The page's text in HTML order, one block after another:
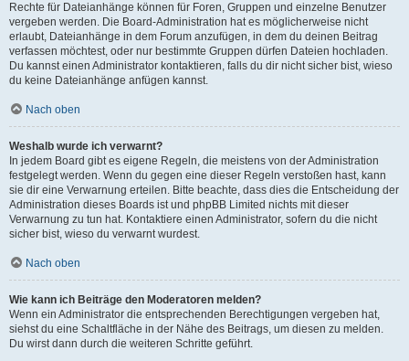
Rechte für Dateianhänge können für Foren, Gruppen und einzelne Benutzer
vergeben werden. Die Board-Administration hat es möglicherweise nicht
erlaubt, Dateianhänge in dem Forum anzufügen, in dem du deinen Beitrag
verfassen möchtest, oder nur bestimmte Gruppen dürfen Dateien hochladen.
Du kannst einen Administrator kontaktieren, falls du dir nicht sicher bist, wieso
du keine Dateianhänge anfügen kannst.
Nach oben
Weshalb wurde ich verwarnt?
In jedem Board gibt es eigene Regeln, die meistens von der Administration
festgelegt werden. Wenn du gegen eine dieser Regeln verstoßen hast, kann
sie dir eine Verwarnung erteilen. Bitte beachte, dass dies die Entscheidung der
Administration dieses Boards ist und phpBB Limited nichts mit dieser
Verwarnung zu tun hat. Kontaktiere einen Administrator, sofern du die nicht
sicher bist, wieso du verwarnt wurdest.
Nach oben
Wie kann ich Beiträge den Moderatoren melden?
Wenn ein Administrator die entsprechenden Berechtigungen vergeben hat,
siehst du eine Schaltfläche in der Nähe des Beitrags, um diesen zu melden.
Du wirst dann durch die weiteren Schritte geführt.